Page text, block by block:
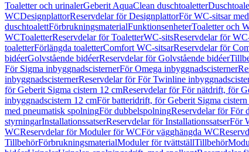
Toaletter och urinalerGeberit AquaClean duschtoaletter
WCDesignplattorReservdelar för DesignplattorFör WC-sitsar
duschtoalettFörbrukningsmaterialFunktionsenheterToaletter och
WCToaletterReservdelar för ToaletterWC-sitsReservdelar för
toaletterFörlängda toaletterComfort WC-sitsarReservdelar för
bidéerGolvstående bidéerReservdelar för Golvstående bidéer
För Sigma inbyggnadscisternerFör Omega inbyggnadscisterner
inbyggnadscisternerReservdelar för För Twinline
för Geberit Sigma cistern 12 cmReservdelar för För nätdrift, för
inbyggnadscistern 12 cmFör batteridrift, för Geberit Sigma
med pneumatisk spolningFör dubbelspolningReservdelar för För
styrningarInstallationssatserReservdelar för InstallationssatserFör
WCReservdelar för Moduler för WCFör vägghängda WC
TillbehörFörbrukningsmaterialModuler för tvättställTillbehör